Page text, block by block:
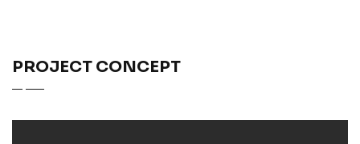
PROJECT CONCEPT